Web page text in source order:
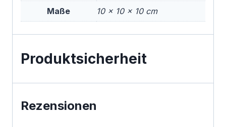
Maße 10 × 10 × 10 cm
Produktsicherheit
Rezensionen